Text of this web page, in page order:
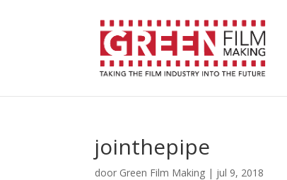
jointhepipe
door Green Film Making | jul 9, 2018